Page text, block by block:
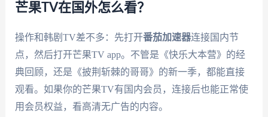
芒果TV在国外怎么看？
操作和韩剧TV差不多：先打开番茄加速器连接国内节
点，然后打开芒果TV app。不管是《快乐大本营》的经
典回顾，还是《披荆斩棘的哥哥》的新一季，都能直接
观看。如果你的芒果TV有国内会员，连接后也能正常使
用会员权益，看高清无广告的内容。